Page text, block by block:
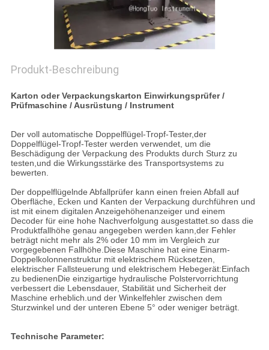
Produkt-Beschreibung
Karton oder Verpackungskarton Einwirkungsprüfer /
Prüfmaschine / Ausrüstung / Instrument
Der voll automatische Doppelflügel-Tropf-Tester,der
Doppelflügel-Tropf-Tester werden verwendet, um die
Beschädigung der Verpackung des Produkts durch Sturz zu
testen,und die Wirkungsstärke des Transportsystems zu
bewerten.
Der doppelflügelnde Abfallprüfer kann einen freien Abfall auf
Oberfläche, Ecken und Kanten der Verpackung durchführen und
ist mit einem digitalen Anzeigehöhenanzeiger und einem
Decoder für eine hohe Nachverfolgung ausgestattet.so dass die
Produktfallhöhe genau angegeben werden kann,der Fehler
beträgt nicht mehr als 2% oder 10 mm im Vergleich zur
vorgegebenen Fallhöhe.Diese Maschine hat eine Einarm-
Doppelkolonnenstruktur mit elektrischem Rücksetzen,
elektrischer Fallsteuerung und elektrischem Hebegerät:Einfach
zu bedienenDie einzigartige hydraulische Polstervorrichtung
verbessert die Lebensdauer, Stabilität und Sicherheit der
Maschine erheblich.und der Winkelfehler zwischen dem
Sturzwinkel und der unteren Ebene 5° oder weniger beträgt.
Technische Parameter: